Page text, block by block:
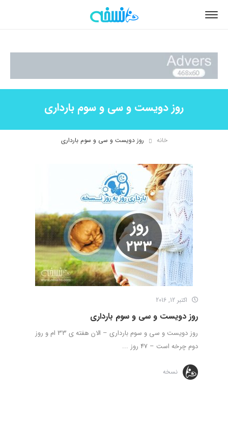
روز دویست و سی و سوم بارداری
خانه روز دویست و سی و سوم بارداری
اکتبر 12, 2016
روز دویست و سی و سوم بارداری
روز دویست و سی و سوم بارداری – الان هفته ی 33 ام و روز
دوم چرخه است – 47 روز ...
نسخه